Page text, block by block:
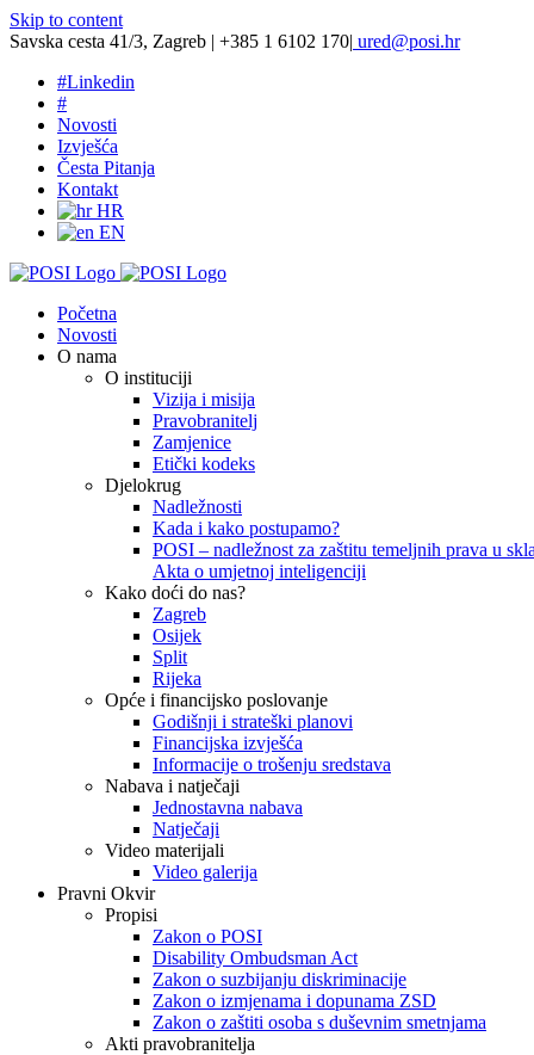
Skip to content
Savska cesta 41/3, Zagreb | +385 1 6102 170| ured@posi.hr
#Linkedin
#
Novosti
Izvješća
Česta Pitanja
Kontakt
HR
EN
Početna
Novosti
O nama
O instituciji
Vizija i misija
Pravobranitelj
Zamjenice
Etički kodeks
Djelokrug
Nadležnosti
Kada i kako postupamo?
POSI – nadležnost za zaštitu temeljnih prava u
Akta o umjetnoj inteligenciji
Kako doći do nas?
Zagreb
Osijek
Split
Rijeka
Opće i financijsko poslovanje
Godišnji i strateški planovi
Financijska izvješća
Informacije o trošenju sredstava
Nabava i natječaji
Jednostavna nabava
Natječaji
Video materijali
Video galerija
Pravni Okvir
Propisi
Zakon o POSI
Disability Ombudsman Act
Zakon o suzbijanju diskriminacije
Zakon o izmjenama i dopunama ZSD
Zakon o zaštiti osoba s duševnim smetnjama
Akti pravobranitelja